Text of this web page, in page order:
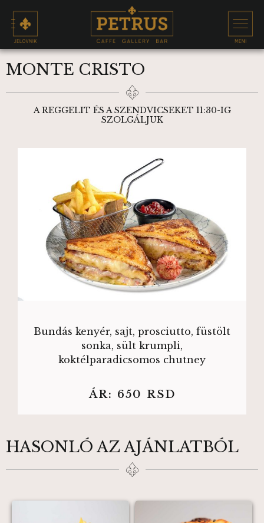
MONTE CRISTO
A REGGELIT ÉS A SZENDVICSEKET 11:30-IG
SZOLGÁLJUK
Bundás kenyér, sajt, prosciutto, füstölt
sonka, sült krumpli,
koktélparadicsomos chutney
ÁR: 650 RSD
HASONLÓ AZ AJÁNLATBÓL